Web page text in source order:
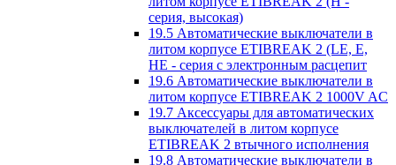
серия, высокая)
19.5 Автоматические выключатели в
литом корпусе ETIBREAK 2 (LE, E,
HE - серия с электронным расцепит
19.6 Автоматические выключатели в
литом корпусе ETIBREAK 2 1000V AC
19.7 Аксессуары для автоматических
выключателей в литом корпусе
ETIBREAK 2 втычного исполнения
19.8 Автоматические выключатели в